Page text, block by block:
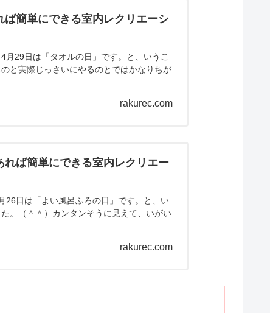
ば簡単にできる室内レクリエーシ
29日は「タオルの日」です。と、いうこ
と実際じっさいにやるのとではかなりちが
rakurec.com
れば簡単にできる室内レクリエー
26日は「よい風呂ふろの日」です。と、い
。（＾＾）カンタンそうに見えて、いがい
rakurec.com